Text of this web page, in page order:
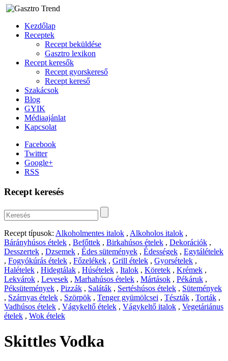
Kezdőlap
Receptek
Recept beküldése
Gasztro lexikon
Recept keresők
Recept gyorskereső
Recept kereső
Szakácsok
Blog
GYIK
Médiaajánlat
Kapcsolat
Facebook
Twitter
Google+
RSS
Recept keresés
Recept típusok: Alkoholmentes italok , Alkoholos italok ,
Bárányhúsos ételek , Befőttek , Birkahúsos ételek , Dekorációk ,
Desszertek , Dzsemek , Édes sütemények , Édességek , Egytálételek
, Fogyókúrás ételek , Főzelékek , Grill ételek , Gyorsételek ,
Halételek , Hidegtálak , Húsételek , Italok , Köretek , Krémek ,
Lekvárok , Levesek , Marhahúsos ételek , Mártások , Pékáruk ,
Péksütemények , Pizzák , Saláták , Sertéshúsos ételek , Sütemények
, Szárnyas ételek , Szörpök , Tenger gyümölcsei , Tészták , Torták ,
Vadhúsos ételek , Vágykeltő ételek , Vágykeltő italok , Vegetáriánus
ételek , Wok ételek
Skittles Vodka